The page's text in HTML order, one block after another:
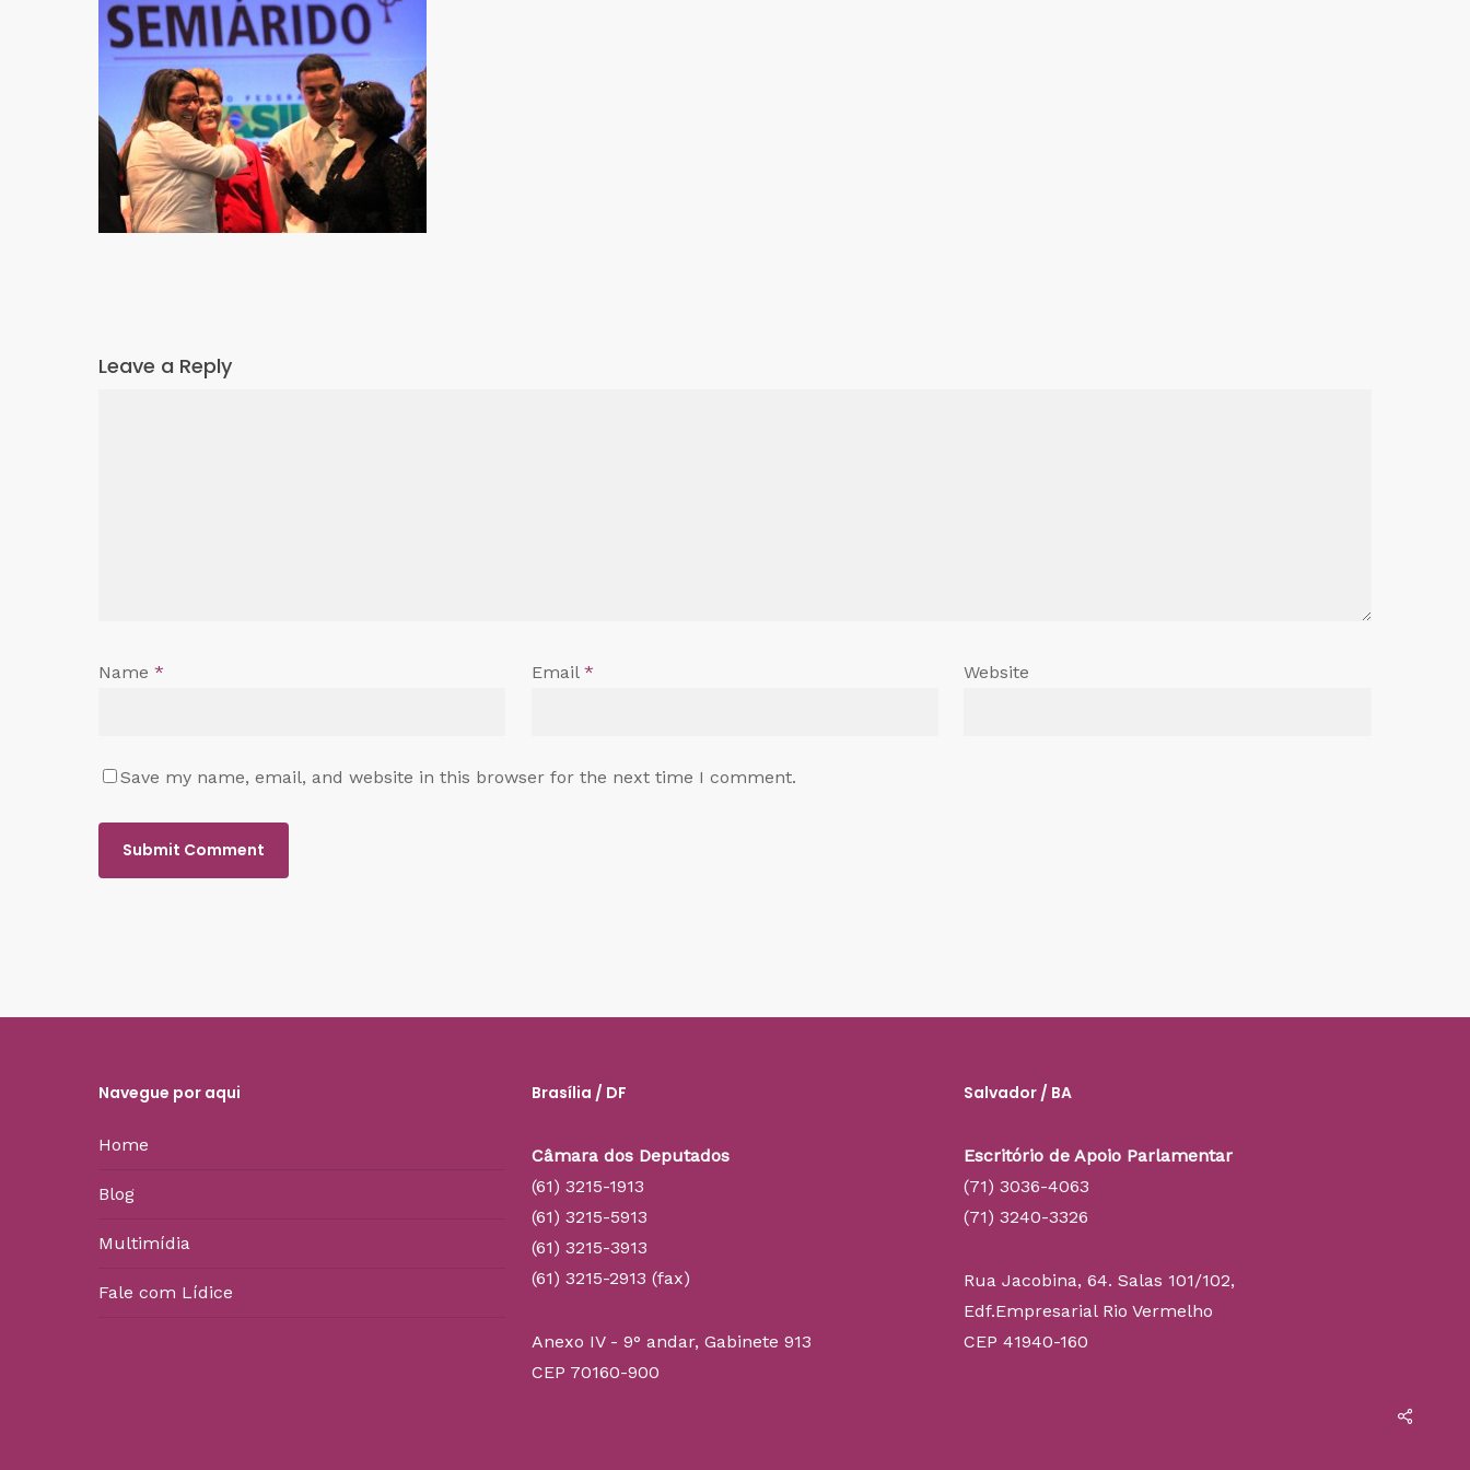
Leave a Reply
Name * Email * Website
Save my name, email, and website in this browser for the next time I comment.
Navegue por aqui
Home
Blog
Multimídia
Fale com Lídice
Brasília / DF
Câmara dos Deputados
(61) 3215-1913
(61) 3215-5913
(61) 3215-3913
(61) 3215-2913 (fax)
Anexo IV - 9° andar, Gabinete 913
CEP 70160-900
Salvador / BA
Escritório de Apoio Parlamentar
(71) 3036-4063
(71) 3240-3326
Rua Jacobina, 64. Salas 101/102,
Edf.Empresarial Rio Vermelho
CEP 41940-160